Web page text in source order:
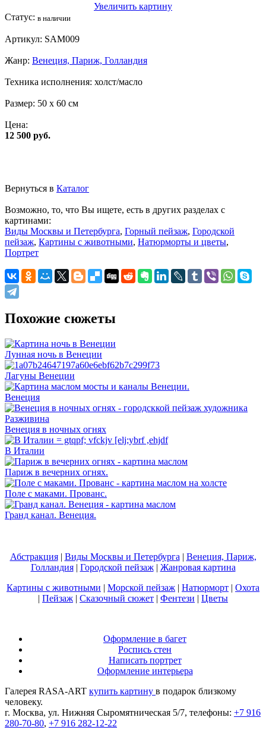
Увеличить картину
Статус: в наличии
Артикул: SAM009
Жанр: Венеция, Париж, Голландия
Техника исполнения: холст/масло
Размер: 50 x 60 см
Цена:
12 500 руб.
Вернуться в Каталог
Возможно, то, что Вы ищете, есть в других разделах с
картинами:
Виды Москвы и Петербурга, Горный пейзаж, Городской
пейзаж, Картины с животными, Натюрморты и цветы,
Портрет
Похожие сюжеты
Лунная ночь в Венеции
Лагуны Венеции
Венеция
Венеция в ночных огнях
В Италии
Париж в вечерних огнях.
Поле с маками. Прованс.
Гранд канал. Венеция.
Абстракция| Виды Москвы и Петербурга | Венеция, Париж,
Голландия| Городской пейзаж| Жанровая картина
Картины с животными | Морской пейзаж | Натюрморт | Охота
| Пейзаж | Сказочный сюжет | Фентези | Цветы
Оформление в багет
Роспись стен
Написать портрет
Оформление интерьера
Галерея RASA-ART купить картину в подарок близкому
человеку.
г. Москва, ул. Нижняя Сыромятническая 5/7, телефоны: +7 916
280-70-80, +7 916 282-12-22